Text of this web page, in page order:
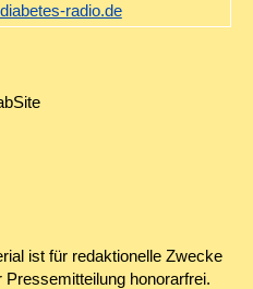
radio.de
ist für redaktionelle Zwecke
honorarfrei.